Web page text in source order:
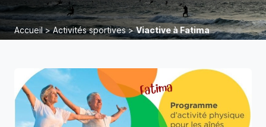
Accueil>Activités sportives>Viactive à Fatima